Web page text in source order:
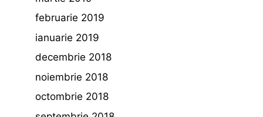
februarie 2019
ianuarie 2019
decembrie 2018
noiembrie 2018
octombrie 2018